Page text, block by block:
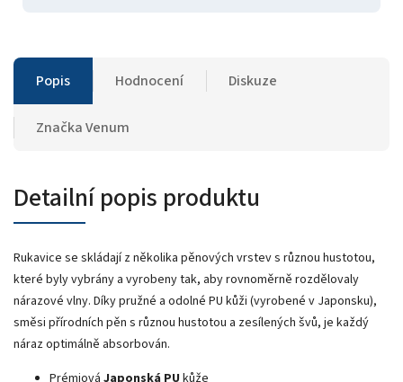
Popis Hodnocení Diskuze
ZnačkaVenum
Detailní popis produktu
Rukavice se skládají z několika pěnových vrstev s různou hustotou,
které byly vybrány a vyrobeny tak, aby rovnoměrně rozdělovaly
nárazové vlny. Díky pružné a odolné PU kůži (vyrobené v Japonsku),
směsi přírodních pěn s různou hustotou a zesílených švů, je každý
náraz optimálně absorbován.
Prémiová Japonská PU kůže